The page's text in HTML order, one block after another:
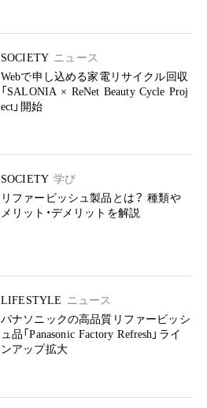
SOCIETY ニュース
Webで申し込める家電リサイクル回収
「SALONIA × ReNet Beauty Cycle Proj
ect」開始
SOCIETY 学び
リファービッシュ製品とは？ 種類や
メリット・デメリットを解説
LIFESTYLE ニュース
パナソニックの高品質リファービッシ
ュ品「Panasonic Factory Refresh」ライ
ンアップ拡大